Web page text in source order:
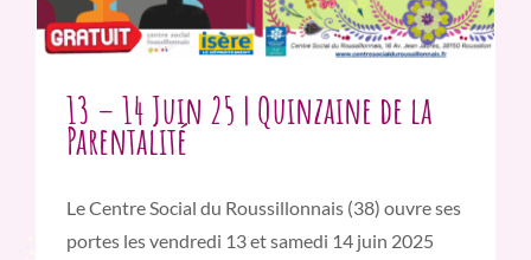
13 – 14 Juin 25 | Quinzaine de la
Parentalité
Le Centre Social du Roussillonnais (38) ouvre ses
portes les vendredi 13 et samedi 14 juin 2025